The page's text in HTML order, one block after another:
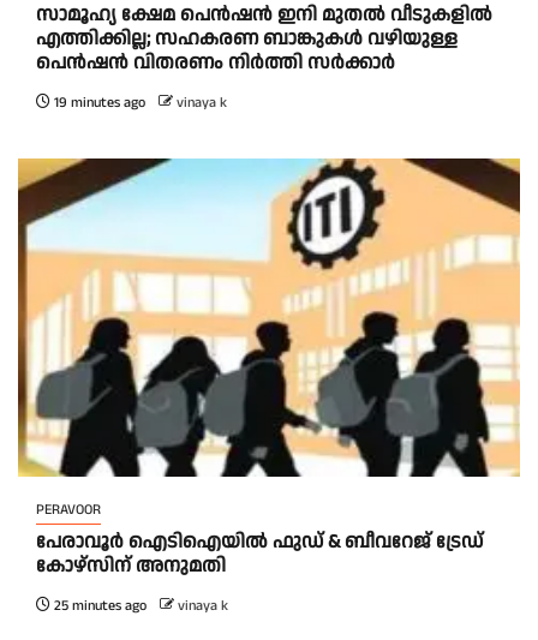
സാമൂഹ്യ ക്ഷേമ പെൻഷൻ ഇനി മുതൽ വീടുകളിൽ
എത്തിക്കില്ല; സഹകരണ ബാങ്കുകൾ വഴിയുള്ള
പെൻഷൻ വിതരണം നിർത്തി സർക്കാർ
19 minutes ago vinaya k
PERAVOOR
പേരാവൂർ ഐടിഐയിൽ ഫുഡ് & ബീവറേജ് ട്രേഡ്
കോഴ്സിന് അനുമതി
25 minutes ago vinaya k